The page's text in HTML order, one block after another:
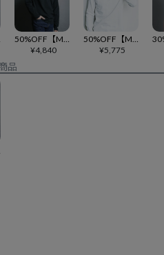
50%OFF【Magine(マージン)】CTN EMBROIDERY FOOTBALL TEE L-S フットボールカットソー(2512-009)
¥4,840
50%OFF【Magine(マージン)】HEAVY CTN URAKE LIKE HENLY-N L-S ヘンリーネックカットソー(2512-024)
¥5,775
品